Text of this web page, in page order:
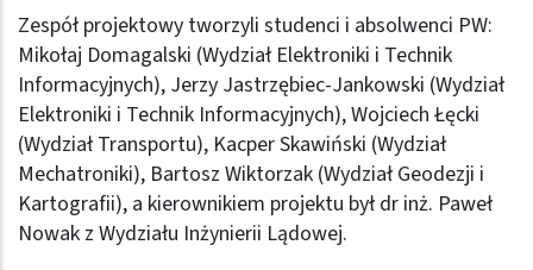
Zespół projektowy tworzyli studenci i absolwenci PW:
Mikołaj Domagalski (Wydział Elektroniki i Technik
Informacyjnych), Jerzy Jastrzębiec-Jankowski (Wydział
Elektroniki i Technik Informacyjnych), Wojciech Łęcki
(Wydział Transportu), Kacper Skawiński (Wydział
Mechatroniki), Bartosz Wiktorzak (Wydział Geodezji i
Kartografii), a kierownikiem projektu był dr inż. Paweł
Nowak z Wydziału Inżynierii Lądowej.